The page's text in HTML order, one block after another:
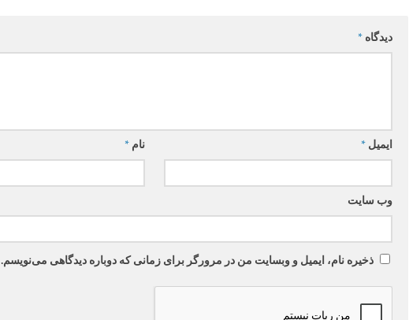
دیدگاه *
نام* ایمیل *
وب‌ سایت
ذخیره نام، ایمیل و وبسایت من در مرورگر برای زمانی که دوباره دیدگاهی می‌نویسم.